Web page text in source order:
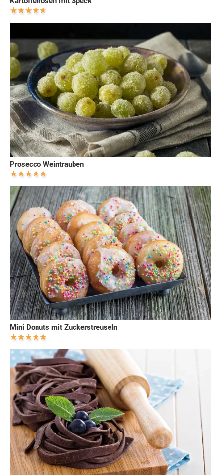
Prosecco Weintrauben
Mini Donuts mit Zuckerstreuseln